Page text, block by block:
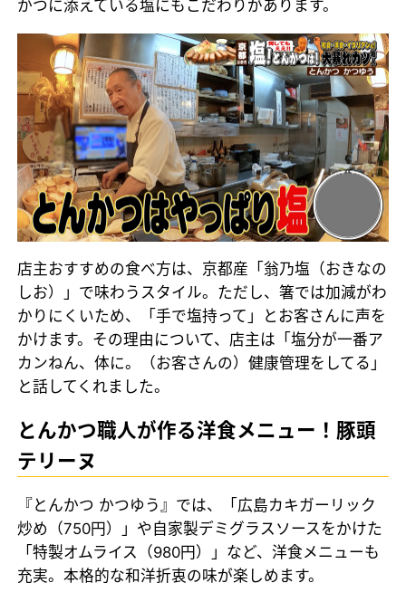
かつに添えている塩にもこだわりがあります。
店主おすすめの食べ方は、京都産「翁乃塩（おきなの
しお）」で味わうスタイル。ただし、箸では加減がわ
かりにくいため、「手で塩持って」とお客さんに声を
かけます。その理由について、店主は「塩分が一番ア
カンねん、体に。（お客さんの）健康管理をしてる」
と話してくれました。
とんかつ職人が作る洋食メニュー！豚頭
テリーヌ
『とんかつ かつゆう』では、「広島カキガーリック
炒め（750円）」や自家製デミグラスソースをかけた
「特製オムライス（980円）」など、洋食メニューも
充実。本格的な和洋折衷の味が楽しめます。